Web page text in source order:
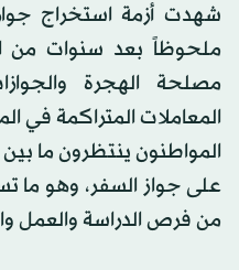
شهدت أزمة استخراج
ملحوظاً بعد سنوات من
مصلحة الهجرة
المعاملات المتراكمة في
المواطنون ينتظرون ما
على جواز السفر، وهو ما
من فرص الدراسة والعمل